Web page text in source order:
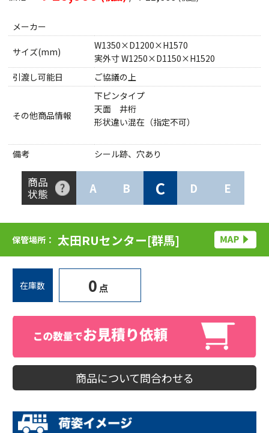
メーカー
サイズ(mm)
W1350×D1200×H1570
実外寸 W1250×D1150×H1520
引渡し可能日
ご協議の上
その他商品情報
下ピンタイプ
天面 井桁
形状違い混在（指定不可）
備考 シール跡、穴あり
商品
状態
A B C D E
保管場所： 太田RUセンター[群馬]
在庫数 0 点
商品について問合わせる